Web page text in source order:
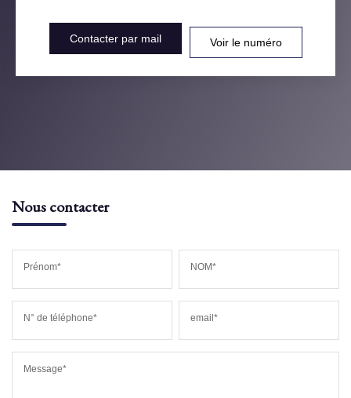
Contacter par mail Voir le numéro
Nous contacter
Prénom* NOM*
N° de téléphone* email*
Message*